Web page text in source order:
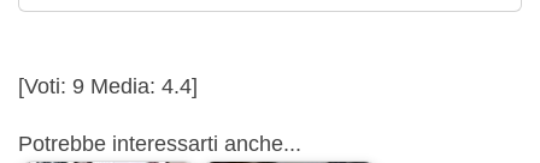
[Voti: 9 Media: 4.4]
Potrebbe interessarti anche...